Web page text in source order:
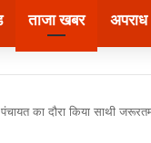
No.1 News
ताजा खबर अपराध
का दौरा किया साथी